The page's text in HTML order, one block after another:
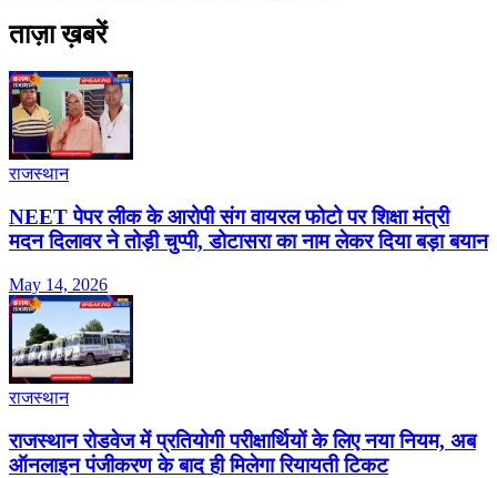
ताज़ा ख़बरें
राजस्थान
NEET पेपर लीक के आरोपी संग वायरल फोटो पर शिक्षा मंत्री
मदन दिलावर ने तोड़ी चुप्पी, डोटासरा का नाम लेकर दिया बड़ा बयान
May 14, 2026
राजस्थान
राजस्थान रोडवेज में प्रतियोगी परीक्षार्थियों के लिए नया नियम, अब
ऑनलाइन पंजीकरण के बाद ही मिलेगा रियायती टिकट